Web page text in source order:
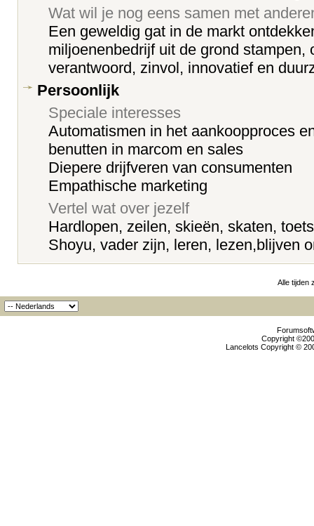
Wat wil je nog eens samen met
Een geweldig gat in de markt
miljoenenbedrijf uit de grond stampen,
verantwoord, zinvol, innovatief en
Persoonlijk
Speciale interesses
Automatismen in het aankoopproces
benutten in marcom en sales
Diepere drijfveren van consumenten
Empathische marketing
Vertel wat over jezelf
Hardlopen, zeilen, skieën, skaten,
Shoyu, vader zijn, leren, lezen,blijven
Alle tijden
Copyright
Lancelots Copyright ©